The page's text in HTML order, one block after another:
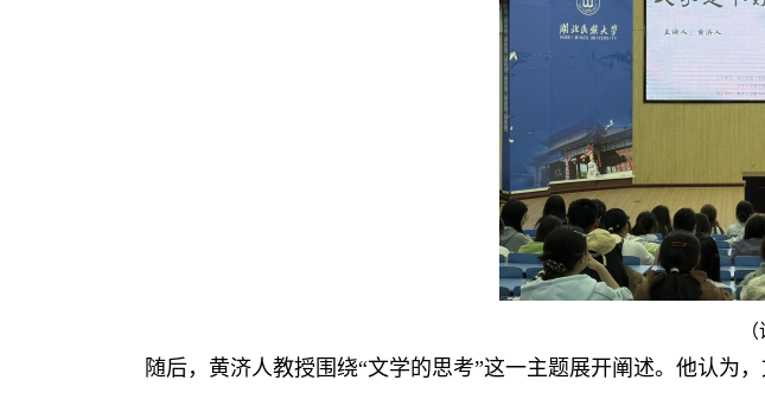
随后，黄济人教授围绕“文学的思考”这一主题展开阐述。他认为